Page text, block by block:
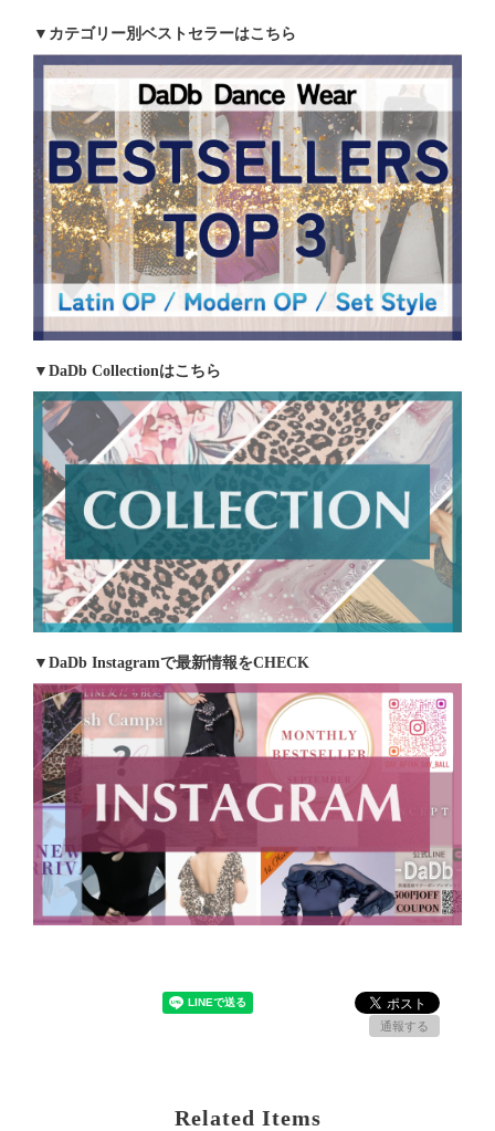
▼カテゴリー別ベストセラーはこちら
▼DaDb Collectionはこちら
▼DaDb Instagramで最新情報をCHECK
通報する
Related Items